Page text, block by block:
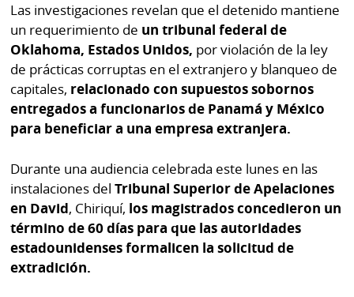
Tiquetes
Cero
KM
Corprensa
Busca
Fácil
⌾
Hoy
por
Hoy
⌾
Sábado
Picante
⌾
La
Repregunta
Tal
Cual
Sabrina
Sin
Censura
Las investigaciones revelan que el detenido mantiene
un requerimiento de un tribunal federal de
Oklahoma, Estados Unidos, por violación de la ley
de prácticas corruptas en el extranjero y blanqueo de
capitales, relacionado con supuestos sobornos
entregados a funcionarios de Panamá y México
para beneficiar a una empresa extranjera.
Durante una audiencia celebrada este lunes en las
instalaciones delTribunal Superior de Apelaciones
en David, Chiriquí, los magistrados concedieron un
término de 60 días para que las autoridades
estadounidenses formalicen la solicitud de
extradición.